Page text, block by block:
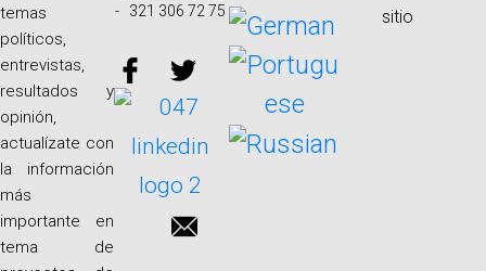
temas
políticos,
entrevistas,
resultados y
opinión,
actualízate con
la información
más
importante en
tema de
- 321 306 72 75
sitio